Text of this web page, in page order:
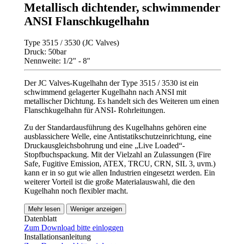
Metallisch dichtender, schwimmender
ANSI Flanschkugelhahn
Type 3515 / 3530 (JC Valves)
Druck: 50bar
Nennweite: 1/2" - 8"
Der JC Valves-Kugelhahn der Type 3515 / 3530 ist ein
schwimmend gelagerter Kugelhahn nach ANSI mit
metallischer Dichtung. Es handelt sich des Weiteren um einen
Flanschkugelhahn für ANSI- Rohrleitungen.
Zu der Standardausführung des Kugelhahns gehören eine
ausblassichere Welle, eine Antistatikschutzeinrichtung, eine
Druckausgleichsbohrung und eine „Live Loaded“-
Stopfbuchspackung. Mit der Vielzahl an Zulassungen (Fire
Safe, Fugitive Emission, ATEX, TRCU, CRN, SIL 3, uvm.)
kann er in so gut wie allen Industrien eingesetzt werden. Ein
weiterer Vorteil ist die große Materialauswahl, die den
Kugelhahn noch flexibler macht.
Mehr lesen Weniger anzeigen
Datenblatt
Zum Download bitte einloggen
Installationsanleitung